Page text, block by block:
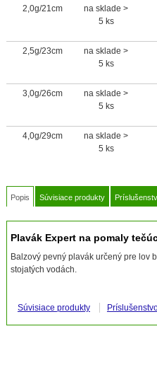
2,0g/21cm
na sklade >
5 ks
2,5g/23cm
na sklade >
5 ks
3,0g/26cm
na sklade >
5 ks
4,0g/29cm
na sklade >
5 ks
Popis Súvisiace produkty
Plavák Expert na pomaly
Balzový pevný plavák určený pre lov
stojatých vodách.
Súvisiace produkty